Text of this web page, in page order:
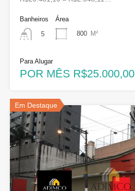
Banheiros
5
Área
800 M²
Para Alugar
POR MÊS R$25.000,00
Em Destaque